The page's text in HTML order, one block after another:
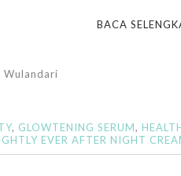
BACA
Wulandari
, GLOWTENING SERUM,
EVER AFTER NIGHT